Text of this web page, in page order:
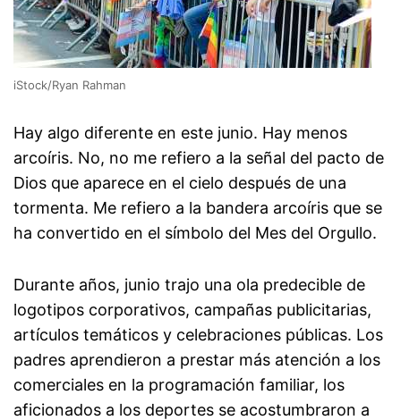
iStock/Ryan Rahman
Hay algo diferente en este junio. Hay menos
arcoíris. No, no me refiero a la señal del pacto de
Dios que aparece en el cielo después de una
tormenta. Me refiero a la bandera arcoíris que se
ha convertido en el símbolo del Mes del Orgullo.
Durante años, junio trajo una ola predecible de
logotipos corporativos, campañas publicitarias,
artículos temáticos y celebraciones públicas. Los
padres aprendieron a prestar más atención a los
comerciales en la programación familiar, los
aficionados a los deportes se acostumbraron a